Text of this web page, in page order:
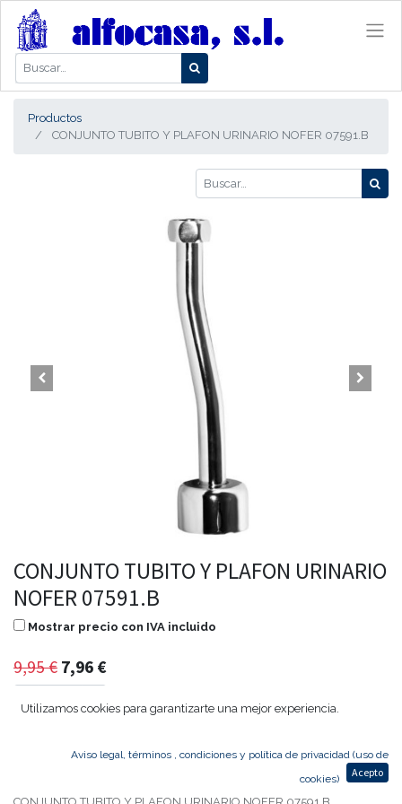
Productos
CONJUNTO TUBITO Y PLAFON URINARIO NOFER 07591.B
CONJUNTO TUBITO Y PLAFON URINARIO
NOFER 07591.B
Mostrar precio con IVA incluido
9,95€ 7,96 €
CONJUNTO TUBITO Y PLAFON URINARIO NOFER 07591.B
Utilizamos cookies para garantizarte una mejor experiencia.
Aviso legal, términos , condiciones y política de privacidad (uso de
cookies)
Acepto